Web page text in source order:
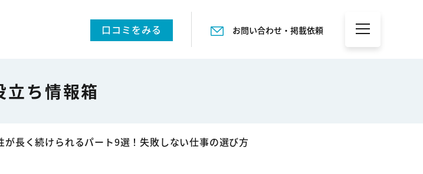
口コミをみる お問い合わせ・掲載依頼
立ち情報箱
が長く続けられるパート9選！失敗しない仕事の選び方